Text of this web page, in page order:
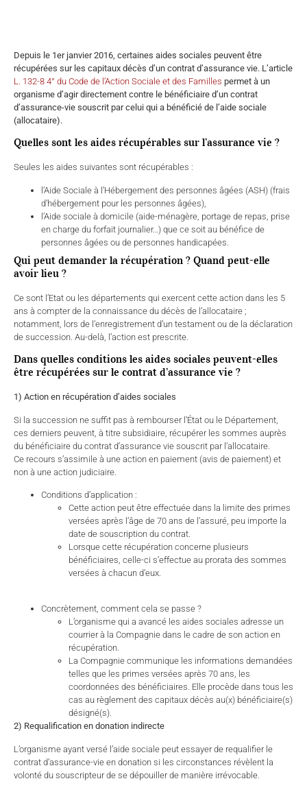
Depuis le 1er janvier 2016, certaines aides sociales peuvent être
récupérées sur les capitaux décès d’un contrat d’assurance vie. L’article
L. 132-8 4° du Code de l’Action Sociale et des Familles permet à un
organisme d’agir directement contre le bénéficiaire d’un contrat
d’assurance-vie souscrit par celui qui a bénéficié de l’aide sociale
(allocataire).
Quelles sont les aides récupérables sur l’assurance vie ?
Seules les aides suivantes sont récupérables :
l’Aide Sociale à l’Hébergement des personnes âgées (ASH) (frais
d’hébergement pour les personnes âgées),
l’Aide sociale à domicile (aide-ménagère, portage de repas, prise
en charge du forfait journalier…) que ce soit au bénéfice de
personnes âgées ou de personnes handicapées.
Qui peut demander la récupération ? Quand peut-elle
avoir lieu ?
Ce sont l’Etat ou les départements qui exercent cette action dans les 5
ans à compter de la connaissance du décès de l’allocataire ;
notamment, lors de l’enregistrement d’un testament ou de la déclaration
de succession. Au-delà, l’action est prescrite.
Dans quelles conditions les aides sociales peuvent-elles
être récupérées sur le contrat d’assurance vie ?
1) Action en récupération d’aides sociales
Si la succession ne suffit pas à rembourser l’État ou le Département,
ces derniers peuvent, à titre subsidiaire, récupérer les sommes auprès
du bénéficiaire du contrat d’assurance vie souscrit par l’allocataire.
Ce recours s’assimile à une action en paiement (avis de paiement) et
non à une action judiciaire.
Conditions d’application :
Cette action peut être effectuée dans la limite des primes
versées après l’âge de 70 ans de l’assuré, peu importe la
date de souscription du contrat.
Lorsque cette récupération concerne plusieurs
bénéficiaires, celle-ci s’effectue au prorata des sommes
versées à chacun d’eux.
Concrètement, comment cela se passe ?
L’organisme qui a avancé les aides sociales adresse un
courrier à la Compagnie dans le cadre de son action en
récupération.
La Compagnie communique les informations demandées
telles que les primes versées après 70 ans, les
coordonnées des bénéficiaires. Elle procède dans tous les
cas au règlement des capitaux décès au(x) bénéficiaire(s)
désigné(s).
2) Requalification en donation indirecte
L’organisme ayant versé l’aide sociale peut essayer de requalifier le
contrat d’assurance-vie en donation si les circonstances révèlent la
volonté du souscripteur de se dépouiller de manière irrévocable.